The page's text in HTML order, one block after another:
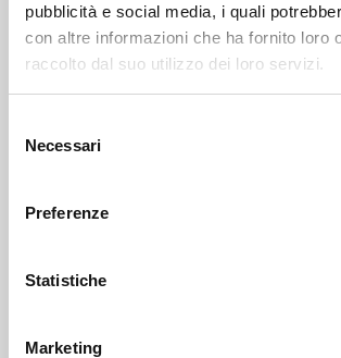
pubblicità e social media, i quali
con altre informazioni che ha fornito loro
raccolto dal suo utilizzo dei loro servizi.
delNecessari
Preferenze
Statistiche
Marketing